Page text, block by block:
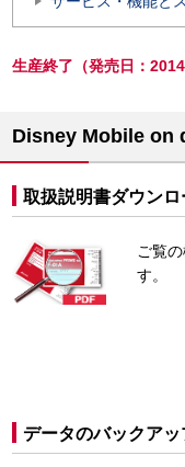
生産終了（発売日：2014
Disney Mobile on
取扱説明書ダウンロ
ご覧
す。
データのバックアッ